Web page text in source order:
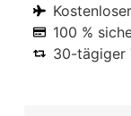
100 %
30-tägiger